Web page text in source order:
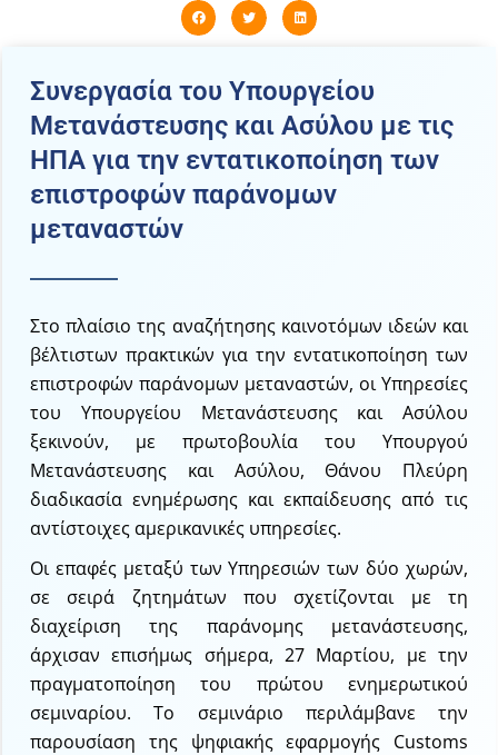
Συνεργασία του Υπουργείου
Μετανάστευσης και Ασύλου με τις
ΗΠΑ για την εντατικοποίηση των
επιστροφών παράνομων
μεταναστών
Στο πλαίσιο της αναζήτησης καινοτόμων ιδεών και
βέλτιστων πρακτικών για την εντατικοποίηση των
επιστροφών παράνομων μεταναστών, οι Υπηρεσίες
του Υπουργείου Μετανάστευσης και Ασύλου
ξεκινούν, με πρωτοβουλία του Υπουργού
Μετανάστευσης και Ασύλου, Θάνου Πλεύρη
διαδικασία ενημέρωσης και εκπαίδευσης από τις
αντίστοιχες αμερικανικές υπηρεσίες.
Οι επαφές μεταξύ των Υπηρεσιών των δύο χωρών,
σε σειρά ζητημάτων που σχετίζονται με τη
διαχείριση της παράνομης μετανάστευσης,
άρχισαν επισήμως σήμερα, 27 Μαρτίου, με την
πραγματοποίηση του πρώτου ενημερωτικού
σεμιναρίου. Το σεμινάριο περιλάμβανε την
παρουσίαση της ψηφιακής εφαρμογής Customs